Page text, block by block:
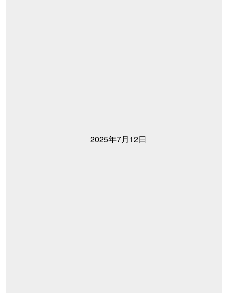
2025年7月12日